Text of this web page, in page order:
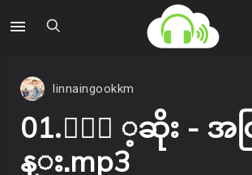
linnaingookkm
01.ႏြဲ ့ဆိုး - အ
န္း.mp3